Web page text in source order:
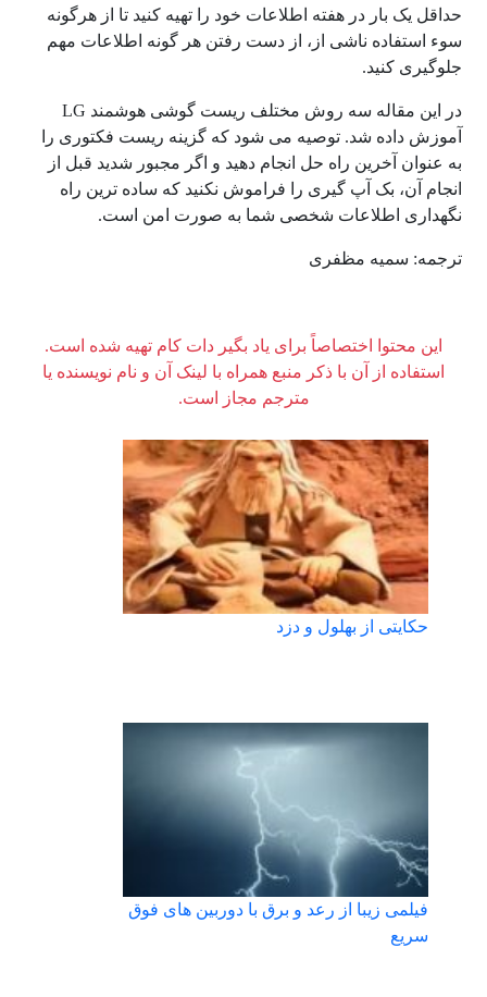
حداقل یک بار در هفته اطلاعات خود را تهیه کنید تا از هرگونه
سوء استفاده ناشی از، از دست رفتن هر گونه اطلاعات مهم
جلوگیری کنید.
در این مقاله سه روش مختلف ریست گوشی هوشمند LG
آموزش داده شد. توصیه می شود که گزینه ریست فکتوری را
به عنوان آخرین راه حل انجام دهید و اگر مجبور شدید قبل از
انجام آن، بک آپ گیری را فراموش نکنید که ساده ترین راه
نگهداری اطلاعات شخصی شما به صورت امن است.
ترجمه: سمیه مظفری
این محتوا اختصاصاً برای یاد بگیر دات کام تهیه شده است.
استفاده از آن با ذکر منبع همراه با لینک آن و نام نویسنده یا
مترجم مجاز است.
حکایتی از بهلول و دزد
فیلمی زیبا از رعد و برق با دوربین های فوق
سریع